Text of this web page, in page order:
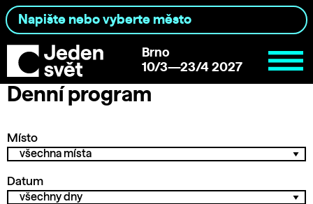
Brno
10/3—23/4 2027
Denní program
Místo
Datum